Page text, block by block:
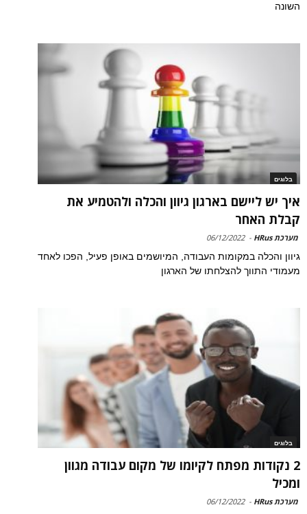
השונה
בלוגים
איך יש ליישם בארגון גיוון והכלה ולהטמיע את
קבלת האחר
מערכת HRus -
06/12/2022
גיוון והכלה במקומות העבודה, המיושמים באופן פעיל, הפכו לאחד
מעמודי התווך להצלחתו של הארגון
בלוגים
2 נקודות מפתח לקיומו של מקום עבודה מגוון
ומכיל
מערכת HRus -
06/12/2022